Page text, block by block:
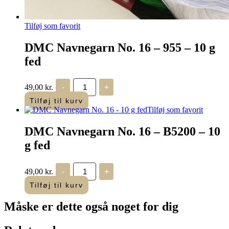
Tilføj som favorit
DMC Navnegarn No. 16 – 955 – 10 g
fed
49,00 kr. -
DMC
Navnegarn
No.
16
-
-
antal
+
Tilføj til kurv
Tilføj som favorit
DMC Navnegarn No. 16 – B5200 – 10
g fed
49,00 kr. -
DMC
Navnegarn
No.
16
B5200
+
Tilføj til kurv
Måske er dette også noget for dig